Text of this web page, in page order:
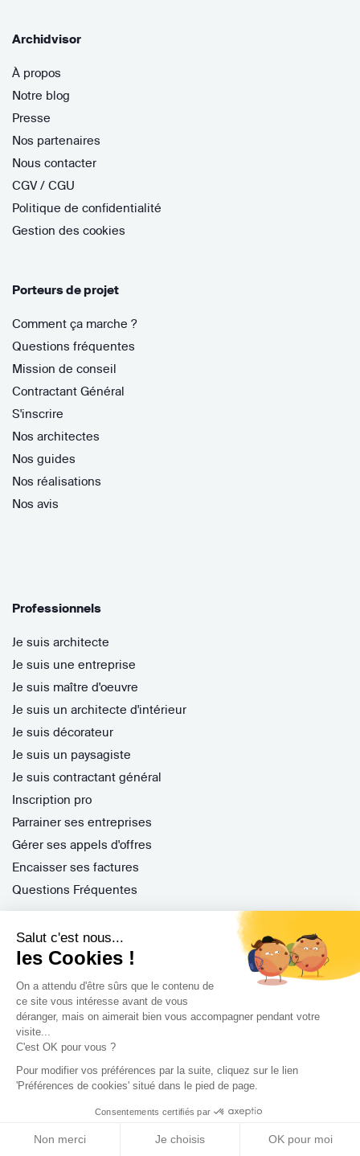
Salut c'est nous...
les Cookies !
On a attendu d'être sûrs que le contenu de
ce site vous intéresse avant de vous
déranger, mais on aimerait bien vous accompagner pendant votre
visite...
C'est OK pour vous ?
Pour modifier vos préférences par la suite, cliquez sur le lien
'Préférences de cookies' situé dans le pied de page.
Consentements certifiés par
Non merci Je choisis OK pour moi
Archidvisor
À propos
Notre blog
Presse
Nos partenaires
Nous contacter
CGV / CGU
Politique de confidentialité
Gestion des cookies
Porteurs de projet
Comment ça marche ?
Questions fréquentes
Mission de conseil
Contractant Général
S'inscrire
Nos architectes
Nos guides
Nos réalisations
Nos avis
Professionnels
Je suis architecte
Je suis une entreprise
Je suis maître d'oeuvre
Je suis un architecte d'intérieur
Je suis décorateur
Je suis un paysagiste
Je suis contractant général
Inscription pro
Parrainer ses entreprises
Gérer ses appels d'offres
Encaisser ses factures
Questions Fréquentes
Nos services
Archidvisor Plus
Trouver un architecte selon votre type de travaux
Trouver un architecte dans votre ville
Trouver de l'inspiration
Rejoignez-nous !